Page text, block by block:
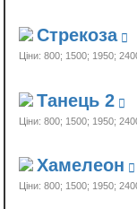
Стрекоза
Ціни: 800; 1500; 1950;
Танець 2
Ціни: 800; 1500; 1950;
Хамелеон
Ціни: 800; 1500; 1950;